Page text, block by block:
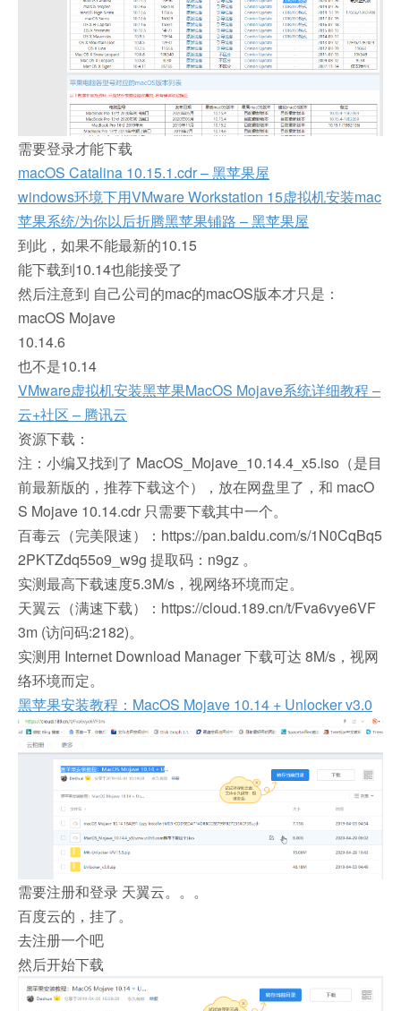
需要登录才能下载
macOS Catalina 10.15.1.cdr – 黑苹果屋
windows环境下用VMware Workstation 15虚拟机安装mac
苹果系统/为你以后折腾黑苹果铺路 – 黑苹果屋
到此，如果不能最新的10.15
能下载到10.14也能接受了
然后注意到 自己公司的mac的macOS版本才只是：
macOS Mojave
10.14.6
也不是10.14
VMware虚拟机安装黑苹果MacOS Mojave系统详细教程 –
云+社区 – 腾讯云
资源下载：
注：小编又找到了 MacOS_Mojave_10.14.4_x5.iso（是目
前最新版的，推荐下载这个），放在网盘里了，和 macO
S Mojave 10.14.cdr 只需要下载其中一个。
百毒云（完美限速）：https://pan.baidu.com/s/1N0CqBq5
2PKTZdq55o9_w9g 提取码：n9gz 。
实测最高下载速度5.3M/s，视网络环境而定。
天翼云（满速下载）：https://cloud.189.cn/t/Fva6vye6VF
3m (访问码:2182)。
实测用 Internet Download Manager 下载可达 8M/s，视网
络环境而定。
黑苹果安装教程：MacOS Mojave 10.14 + Unlocker v3.0
需要注册和登录 天翼云。。。
百度云的，挂了。
去注册一个吧
然后开始下载